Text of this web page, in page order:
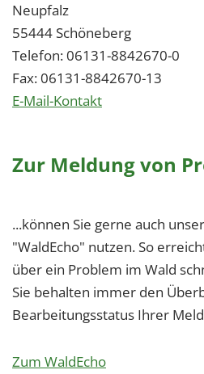
Neupfalz
55444 Schöneberg
Telefon: 06131-8842670-0
Fax: 06131-8842670-13
E-Mail-Kontakt
Zur Meldung von
...können Sie gerne auch
"WaldEcho" nutzen. So
über ein Problem im Wald
Sie behalten immer den
Bearbeitungsstatus Ihrer
Zum WaldEcho